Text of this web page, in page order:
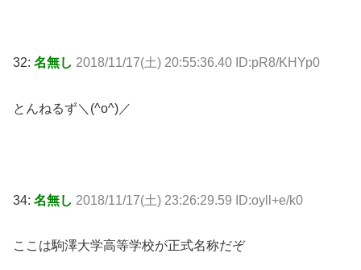
32: 名無し 2018/11/17(土) 20:55:36.40 ID:pR8/KHYp0
とんねるず＼(^o^)／
34: 名無し 2018/11/17(土) 23:26:29.59 ID:oyll+e/k0
ここは駒澤大学高等学校が正式名称だぞ